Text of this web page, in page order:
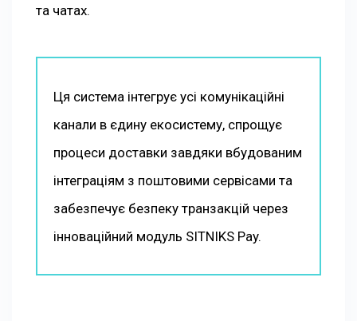
та чатах.
Ця система інтегрує усі комунікаційні
канали в єдину екосистему, спрощує
процеси доставки завдяки вбудованим
інтеграціям з поштовими сервісами та
забезпечує безпеку транзакцій через
інноваційний модуль SITNIKS Pay.